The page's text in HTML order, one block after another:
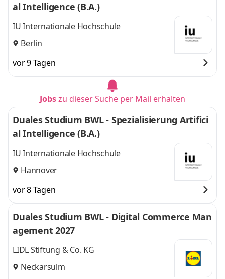
al Intelligence (B.A.)
IU Internationale Hochschule
Berlin
vor 9 Tagen
Jobszu dieser Suche per Mail erhalten
Duales Studium BWL - Spezialisierung Artifici
al Intelligence (B.A.)
IU Internationale Hochschule
Hannover
vor 8 Tagen
Duales Studium BWL - Digital Commerce Man
agement 2027
LIDL Stiftung & Co. KG
Neckarsulm